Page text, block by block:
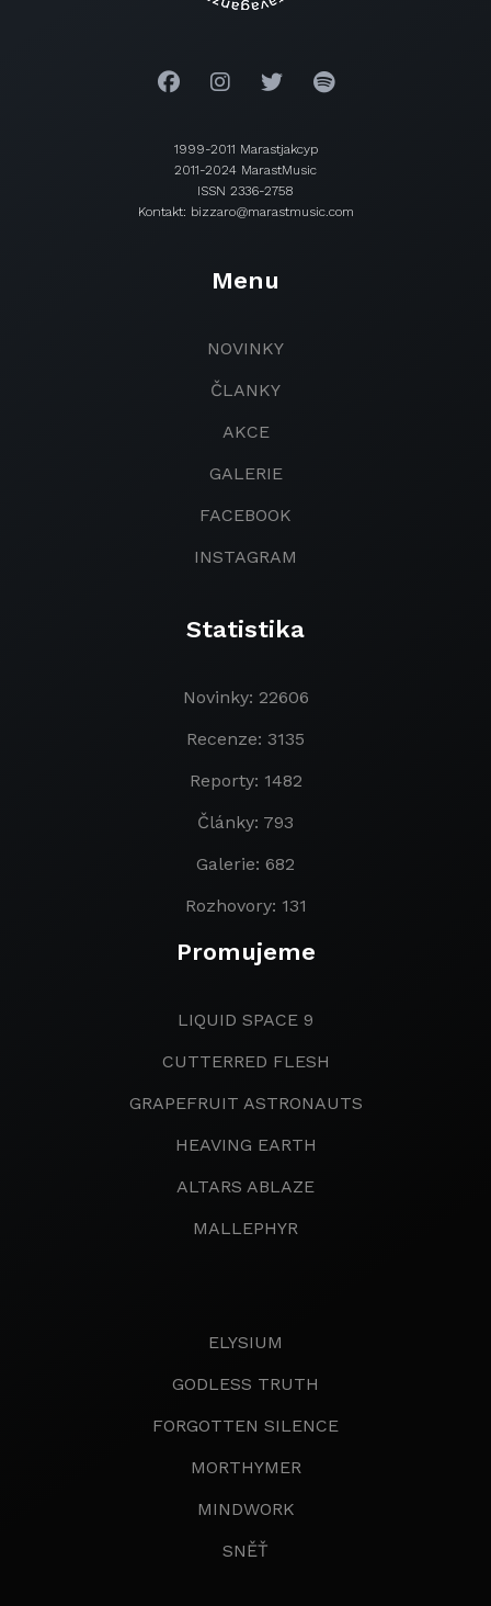
1999-2011 Marastjakcyp
2011-2024 MarastMusic
ISSN 2336-2758
Kontakt: bizzaro@marastmusic.com
Menu
NOVINKY
ČLANKY
AKCE
GALERIE
FACEBOOK
INSTAGRAM
Statistika
Novinky: 22606
Recenze: 3135
Reporty: 1482
Články: 793
Galerie: 682
Rozhovory: 131
Promujeme
LIQUID SPACE 9
CUTTERRED FLESH
GRAPEFRUIT ASTRONAUTS
HEAVING EARTH
ALTARS ABLAZE
MALLEPHYR
ELYSIUM
GODLESS TRUTH
FORGOTTEN SILENCE
MORTHYMER
MINDWORK
SNĚŤ